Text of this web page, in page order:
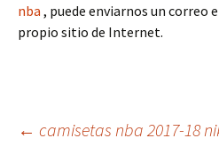
nba , puede enviarnos un correo
propio sitio de Internet.
← camisetas nba 2017-18